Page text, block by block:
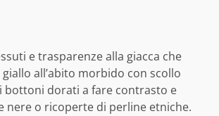
e trasparenze alla giacca che
all’abito morbido con scollo
bottoni dorati a fare contrasto e
nere o ricoperte di perline etniche.